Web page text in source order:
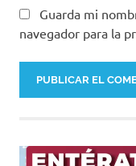
Guarda mi
navegador para la